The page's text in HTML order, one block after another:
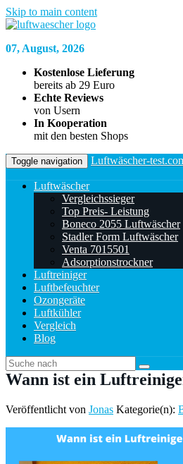
Skip to main content
07, August, 2026
Kostenlose Lieferung
bereits ab 29 Euro
Echte Reviews
von Usern
In Kooperation
mit den besten Shops
Toggle navigation Luftwäscher-
Luftwäscher
Vergleichssieger
Top Preis- Leistung
Boneco 2055 Luftwäscher
Stadler Form Luftwäscher
Venta 7015501
Adsorptionstrockner
Luftreiniger
Luftbefeuchter
Ozongeräte
Luftkühler
Vergleich
Blog
Wann ist ein
Veröffentlicht von Jonas Kategorie(n):